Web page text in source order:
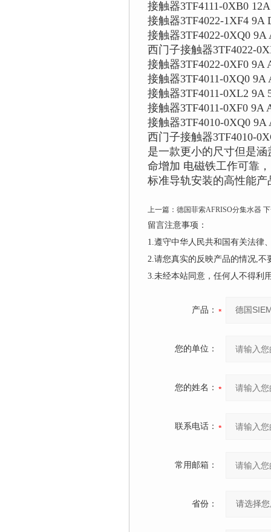
接触器3TF4111-0XB0
接触器3TF4022-1XF4 9A
接触器3TF4022-0XQ0
西门子接触器3TF4022-
接触器3TF4022-0XF0 9A
接触器3TF4011-0XQ0
接触器3TF4011-0XL2 9A
接触器3TF4011-0XF0 9A
接触器3TF4010-0XQ0
西门子接触器3TF4010-
是一款更小的尺寸但是
命增加 电磁铁工作可靠
标准导轨安装的高性能产
上一篇： 德国菲索AFRISO分集水器
留言注意事项：
1.遵守中华人民共和国有关法律
2.请您真实的反映产品的情况,
3.未经本站同意，任何人不得利
产品：
您的单位：
您的姓名：
联系电话：
常用邮箱：
省份：